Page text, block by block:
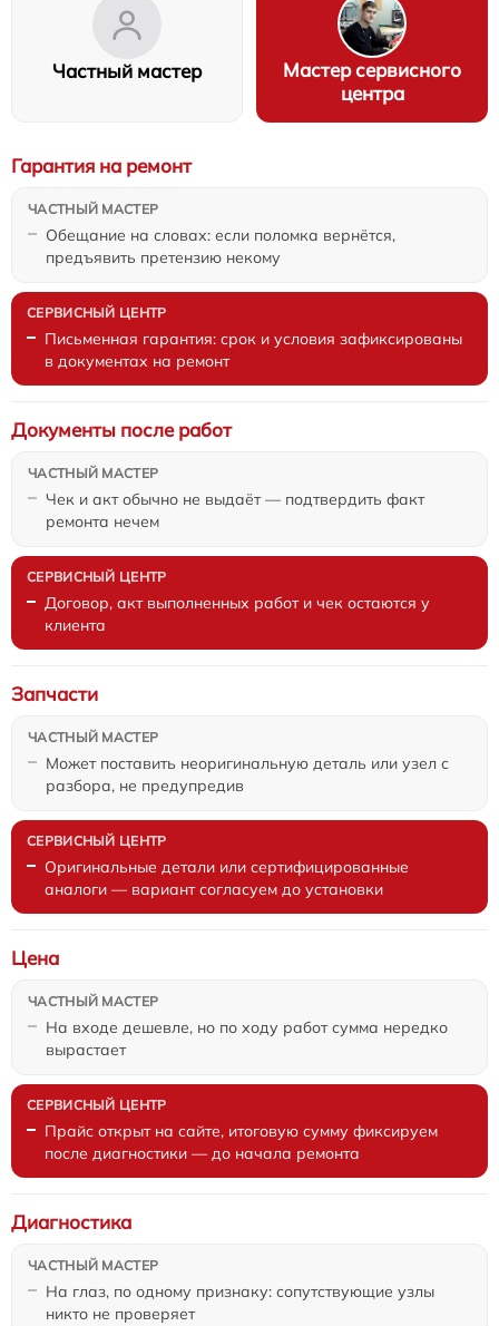
Частный мастер
Мастер сервисного
центра
Обещание на словах: если поломка вернётся,
предъявить претензию некому
Гарантия на ремонт
Письменная гарантия: срок и условия зафиксированы
в документах на ремонт
Чек и акт обычно не выдаёт — подтвердить факт
ремонта нечем
Документы после работ
Договор, акт выполненных работ и чек остаются у
клиента
Может поставить неоригинальную деталь или узел с
разбора, не предупредив
Запчасти
Оригинальные детали или сертифицированные
аналоги — вариант согласуем до установки
На входе дешевле, но по ходу работ сумма нередко
вырастает
Цена
Прайс открыт на сайте, итоговую сумму фиксируем
после диагностики — до начала ремонта
На глаз, по одному признаку: сопутствующие узлы
никто не проверяет
Диагностика